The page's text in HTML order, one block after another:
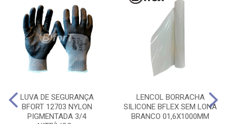
LUVA DE SEGURANÇA
BFORT 12703 NYLON
PIGMENTADA 3/4
LENCOL BORRACHA
SILICONE BFLEX SEM LONA
BRANCO 01,6X1000MM